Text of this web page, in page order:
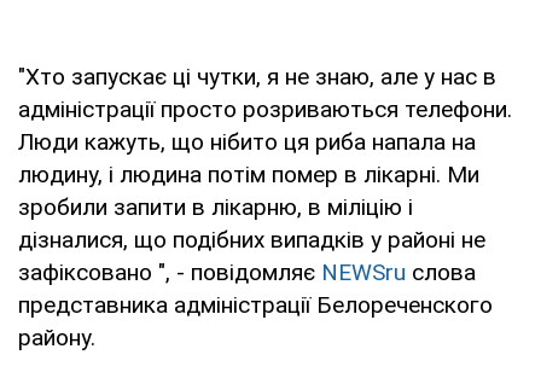
"Хто запускає ці чутки, я не знаю, але у нас в
адміністрації просто розриваються телефони.
Люди кажуть, що нібито ця риба напала на
людину, і людина потім помер в лікарні. Ми
зробили запити в лікарню, в міліцію і
дізналися, що подібних випадків у районі не
зафіксовано ", - повідомляє NEWSru слова
представника адміністрації Белореченского
району.